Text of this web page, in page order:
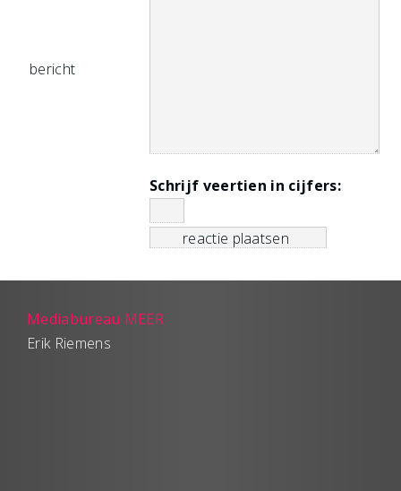
bericht
Schrijf veertien in cijfers:
Mediabureau MEER
Erik Riemens